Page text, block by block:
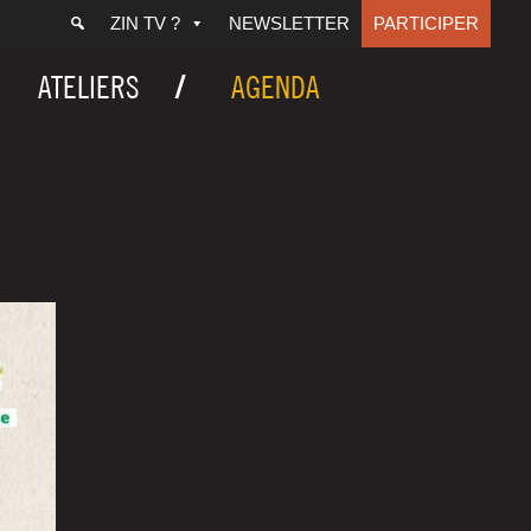
ZIN TV ? NEWSLETTER PARTICIPER
ATELIERS AGENDA